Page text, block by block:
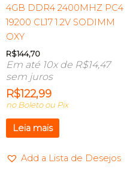
4GB DDR4 2400MHZ PC4
19200 CL17 1.2V SODIMM
OXY
R$144,70
Em até 10x de R$14,47
sem juros
R$122,99
no Boleto ou Pix
Leia mais
Add a Lista de Desejos